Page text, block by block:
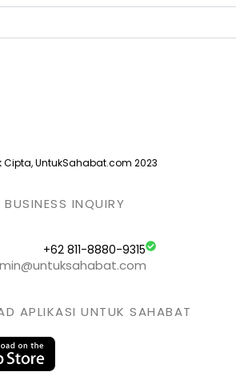
Cipta, UntukSahabat.com 2023
BUSINESS INQUIRY
+62 811-8880-9315
APLIKASI UNTUK SAHABAT